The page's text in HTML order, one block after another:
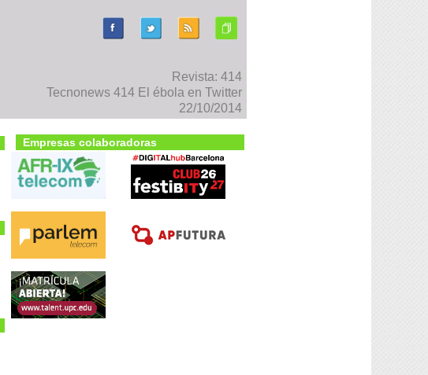
Revista: 414
Tecnonews 414 El ébola en Twitter
22/10/2014
Empresas colaboradoras